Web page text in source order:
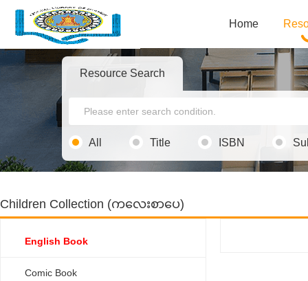
Home
Resource Search
All Title ISBN
Children Collection (ကလေးစာပေ)
English Book
Comic Book